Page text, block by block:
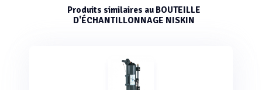
Produits similaires au BOUTEILLE
D'ÉCHANTILLONNAGE NISKIN